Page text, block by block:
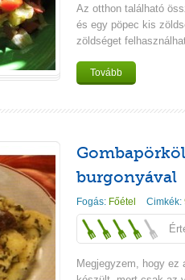
Az otthon található
és egy pöpec kis
zöldséget
Tovább
burgonyával
Fogás: Főétel Cimkék:
Megjegyzem, hogy ez